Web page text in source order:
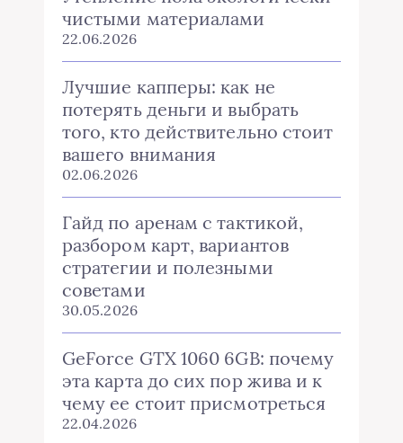
чистыми материалами
22.06.2026
Лучшие капперы: как не
потерять деньги и выбрать
того, кто действительно стоит
вашего внимания
02.06.2026
Гайд по аренам с тактикой,
разбором карт, вариантов
стратегии и полезными
советами
30.05.2026
GeForce GTX 1060 6GB: почему
эта карта до сих пор жива и к
чему ее стоит присмотреться
22.04.2026